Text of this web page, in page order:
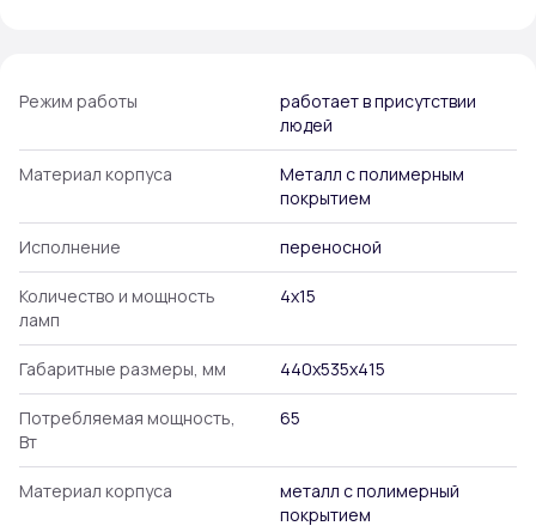
Режим работы
работает в присутствии
людей
Материал корпуса
Металл с полимерным
покрытием
Исполнение переносной
Количество и мощность
ламп
4х15
Габаритные размеры, мм 440х535х415
Потребляемая мощность,
Вт
65
Материал корпуса
металл с полимерный
покрытием